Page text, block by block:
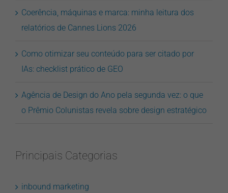
Coerência, máquinas e marca: minha leitura dos
relatórios de Cannes Lions 2026
Como otimizar seu conteúdo para ser citado por
IAs: checklist prático de GEO
Agência de Design do Ano pela segunda vez: o que
o Prêmio Colunistas revela sobre design estratégico
Principais Categorias
inbound marketing